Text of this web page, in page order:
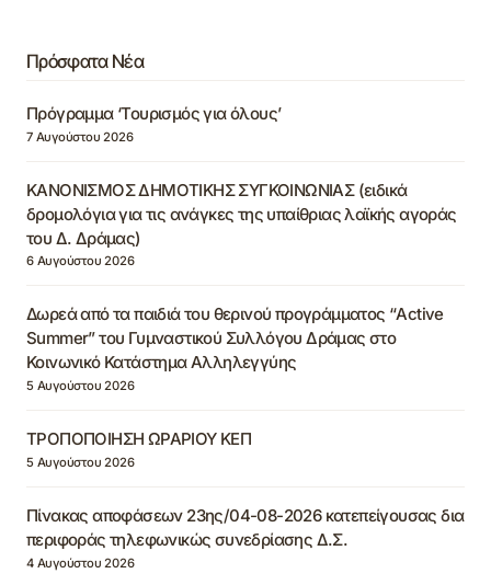
Πρόσφατα Νέα
Πρόγραμμα ‘Τουρισμός για όλους’
7 Αυγούστου 2026
ΚΑΝΟΝΙΣΜΟΣ ΔΗΜΟΤΙΚΗΣ ΣΥΓΚΟΙΝΩΝΙΑΣ (ειδικά
δρομολόγια για τις ανάγκες της υπαίθριας λαϊκής αγοράς
του Δ. Δράμας)
6 Αυγούστου 2026
Δωρεά από τα παιδιά του θερινού προγράμματος “Active
Summer” του Γυμναστικού Συλλόγου Δράμας στο
Κοινωνικό Κατάστημα Αλληλεγγύης
5 Αυγούστου 2026
ΤΡΟΠΟΠΟΙΗΣΗ ΩΡΑΡΙΟΥ ΚΕΠ
5 Αυγούστου 2026
Πίνακας αποφάσεων 23ης/04-08-2026 κατεπείγουσας δια
περιφοράς τηλεφωνικώς συνεδρίασης Δ.Σ.
4 Αυγούστου 2026